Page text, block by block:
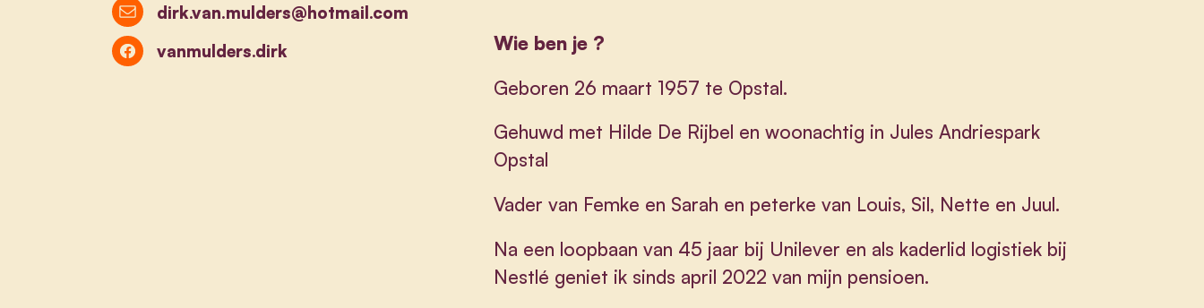
Wie ben je ?
Geboren 26 maart 1957 te Opstal.
Gehuwd met Hilde De Rijbel en woonachtig in Jules Andriespark
Opstal
Vader van Femke en Sarah en peterke van Louis, Sil, Nette en Juul.
Na een loopbaan van 45 jaar bij Unilever en als kaderlid logistiek bij
Nestlé geniet ik sinds april 2022 van mijn pensioen.
dirk.van.mulders@hotmail.com
vanmulders.dirk